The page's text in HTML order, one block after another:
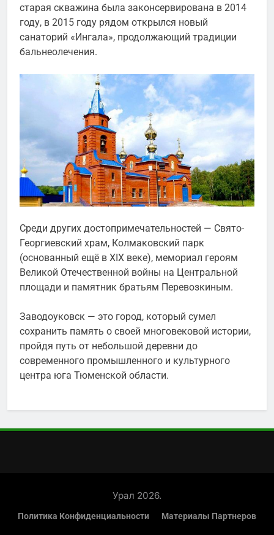
старая скважина была законсервирована в 2014
году, в 2015 году рядом открылся новый
санаторий «Ингала», продолжающий традиции
бальнеолечения.
Среди других достопримечательностей — Свято-
Георгиевский храм, Колмаковский парк
(основанный ещё в XIX веке), мемориал героям
Великой Отечественной войны на Центральной
площади и памятник братьям Перевозкиным.
Заводоуковск — это город, который сумел
сохранить память о своей многовековой истории,
пройдя путь от небольшой деревни до
современного промышленного и культурного
центра юга Тюменской области.
Урал 2026.
Политика Конфиденциальности Материалы Партнеров